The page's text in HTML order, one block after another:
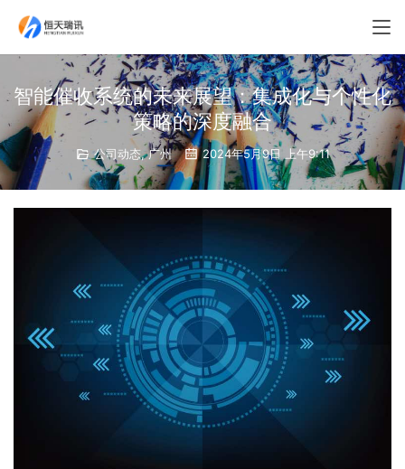
智能催收系统的未来展望：集成化与个性化
策略的深度融合
公司动态,广州 2024年5月9日 上午9:11